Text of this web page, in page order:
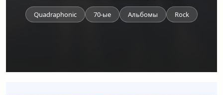
Quadraphonic 70-ые Альбомы Rock